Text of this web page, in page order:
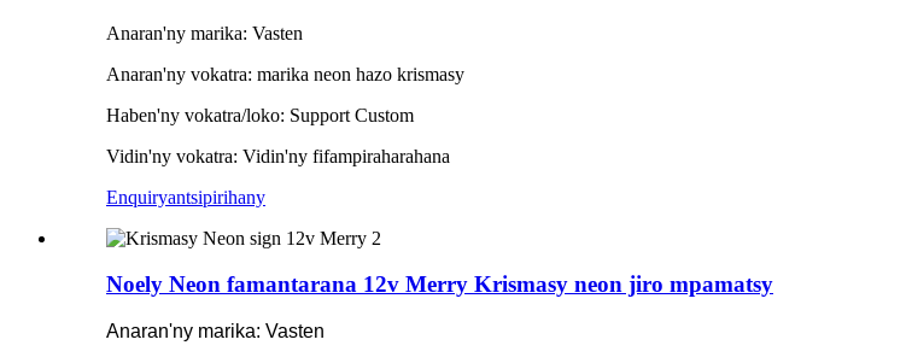
Anaran'ny marika: Vasten
Anaran'ny vokatra: marika neon hazo krismasy
Haben'ny vokatra/loko: Support Custom
Vidin'ny vokatra: Vidin'ny fifampiraharahana
Enquiryantsipirihany
Noely Neon famantarana 12v Merry Krismasy neon jiro mpamatsy
Anaran'ny marika: Vasten